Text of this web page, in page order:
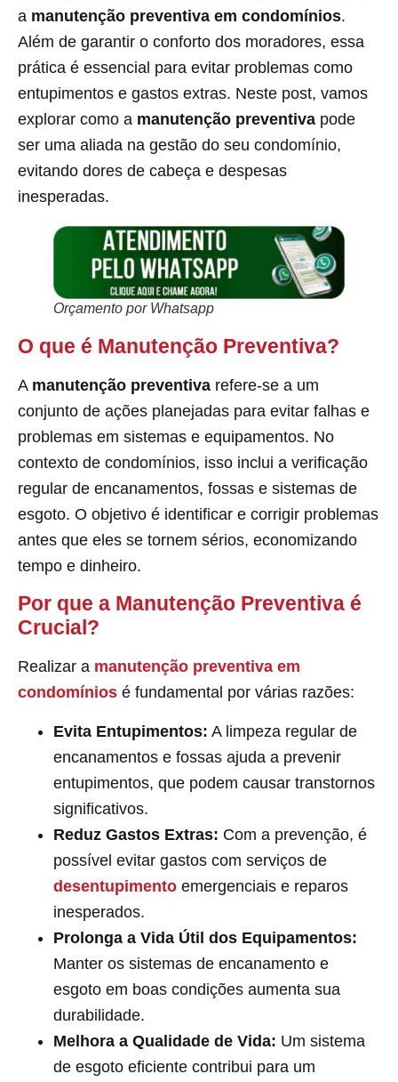
a manutenção preventiva em condomínios.
Além de garantir o conforto dos moradores, essa
prática é essencial para evitar problemas como
entupimentos e gastos extras. Neste post, vamos
explorar como a manutenção preventiva pode
ser uma aliada na gestão do seu condomínio,
evitando dores de cabeça e despesas
inesperadas.
Orçamento por Whatsapp
O que é Manutenção Preventiva?
A manutenção preventiva refere-se a um
conjunto de ações planejadas para evitar falhas e
problemas em sistemas e equipamentos. No
contexto de condomínios, isso inclui a verificação
regular de encanamentos, fossas e sistemas de
esgoto. O objetivo é identificar e corrigir problemas
antes que eles se tornem sérios, economizando
tempo e dinheiro.
Por que a Manutenção Preventiva é
Crucial?
Realizar a manutenção preventiva em
condomínios é fundamental por várias razões:
Evita Entupimentos: A limpeza regular de
encanamentos e fossas ajuda a prevenir
entupimentos, que podem causar transtornos
significativos.
Reduz Gastos Extras: Com a prevenção, é
possível evitar gastos com serviços de
desentupimento emergenciais e reparos
inesperados.
Prolonga a Vida Útil dos Equipamentos:
Manter os sistemas de encanamento e
esgoto em boas condições aumenta sua
durabilidade.
Melhora a Qualidade de Vida: Um sistema
de esgoto eficiente contribui para um